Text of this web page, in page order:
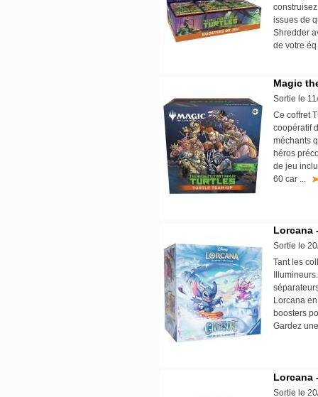
issues de
Shredder
de votre
Magic
Sortie le
Ce coffret
coopératif
méchants
héros
de jeu
60 car ...
Lorcana
Sortie le
Tant les
Lorcana
boosters
Gardez
Lorcana
Sortie le